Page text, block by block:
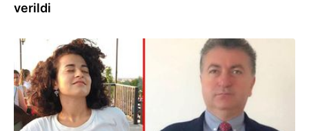
verildi
09.05.2022